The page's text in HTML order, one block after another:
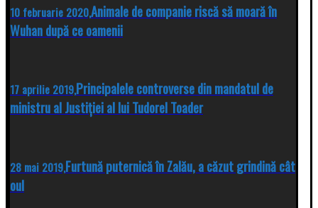
10 februarie 2020,Animale de companie riscă să moară în
Wuhan după ce oamenii
17 aprilie 2019,Principalele controverse din mandatul de
ministru al Justiției al lui Tudorel Toader
28 mai 2019,Furtună puternică în Zalău, a căzut grindină cât
oul